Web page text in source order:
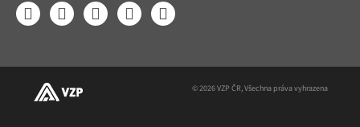
FacebookLinkedIn YouTube InstagramTwitter
© 2026 VZP ČR, Všechna práva vyhrazena